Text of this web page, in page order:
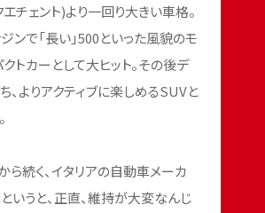
チェント)より一回り大きい車格。
ンで「長い」500といった風貌のモ
トカーとして大ヒット。その後デ
、よりアクティブに楽しめるSUVと
ら続く、イタリアの自動車メーカ
いうと、正直、維持が大変なんじ